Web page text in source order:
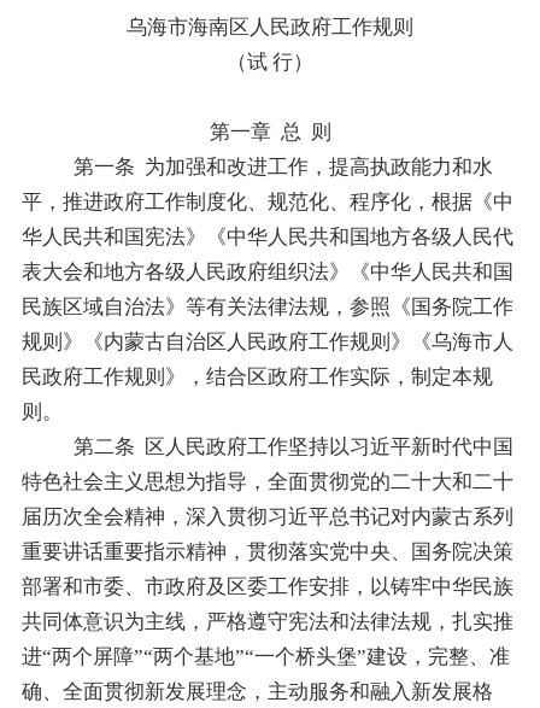
乌海市海南区人民政府工作规则
（试 行）
第一章 总 则
第一条 为加强和改进工作，提高执政能力和水
平，推进政府工作制度化、规范化、程序化，根据《中
华人民共和国宪法》《中华人民共和国地方各级人民代
表大会和地方各级人民政府组织法》《中华人民共和国
民族区域自治法》等有关法律法规，参照《国务院工作
规则》《内蒙古自治区人民政府工作规则》
《乌海市人
民政府工作规则》
， 结合 区政府工作实际， 制定本规
则。
第二条
区人民政府工作坚持以习近平新时代中国
特色社会主义思想为指导，全面贯彻党的二十大和二十
届历次全会精神，深入贯彻习近平总书记对内蒙古系列
重要讲话重要指示精神，贯彻落实党中央、国务院决策
部署和市委、市政府及区委工作安排，以铸牢中华民族
共同体意识为主线，严格遵守宪法和法律法规，扎实推
进“两个屏障”“两个基地”“一个桥头堡”建设，完整、准
确、全面贯彻新发展理念，主动服务和融入新发展格